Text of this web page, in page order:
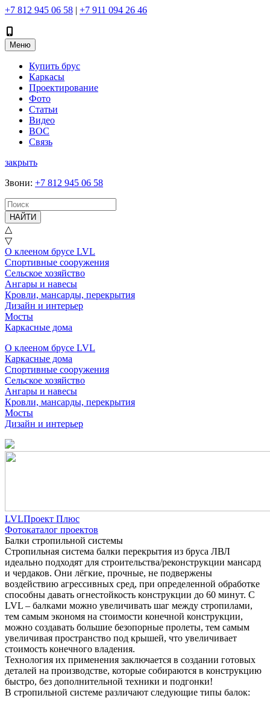
+7 812 945 06 58 | +7 911 094 26 46
Меню
Купить брус
Каркасы
Проектирование
Фото
Статьи
Видео
ВОС
Связь
закрыть
Звони: +7 812 945 06 58
НАЙТИ
△
▽
О клееном брусе LVL
Спортивные сооружения
Сельское хозяйство
Ангары и навесы
Кровли, мансарды, перекрытия
Дизайн и интерьер
Мосты
Каркасные дома
О клееном брусе LVL
Каркасные дома
Спортивные сооружения
Сельское хозяйство
Ангары и навесы
Кровли, мансарды, перекрытия
Мосты
Дизайн и интерьер
LVLПроект Плюс
Фотокаталог проектов
Балки стропильной системы
Стропильная система балки перекрытия из бруса ЛВЛ
идеально подходят для строительства/реконструкции мансард
и чердаков. Они лёгкие, прочные, не подвержены
воздействию агрессивных сред, при определенной обработке
способны давать огнестойкость конструкции до 60 минут. С
LVL – балками можно увеличивать шаг между стропилами,
тем самым экономя на стоимости конечной конструкции,
можно создавать большие безопорные пролеты, тем самым
увеличивая пространство под крышей, что увеличивает
стоимость конечного владения.
Технология их применения заключается в создании готовых
деталей на производстве, которые собираются в конструкцию
быстро, без дополнительной техники и подгонки!
В стропильной системе различают следующие типы балок: